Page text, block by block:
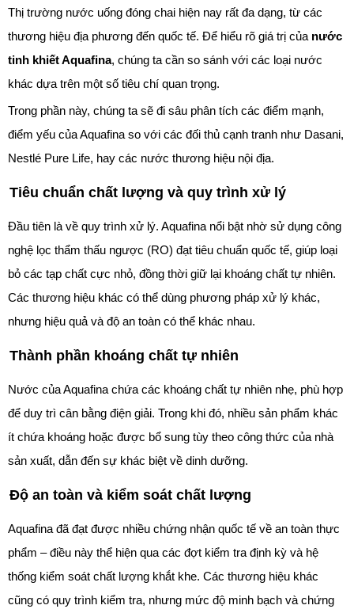
Thị trường nước uống đóng chai hiện nay rất đa dạng, từ các
thương hiệu địa phương đến quốc tế. Để hiểu rõ giá trị của nước
tinh khiết Aquafina, chúng ta cần so sánh với các loại nước
khác dựa trên một số tiêu chí quan trọng.
Trong phần này, chúng ta sẽ đi sâu phân tích các điểm mạnh,
điểm yếu của Aquafina so với các đối thủ cạnh tranh như Dasani,
Nestlé Pure Life, hay các nước thương hiệu nội địa.
Tiêu chuẩn chất lượng và quy trình xử lý
Đầu tiên là về quy trình xử lý. Aquafina nổi bật nhờ sử dụng công
nghệ lọc thẩm thấu ngược (RO) đạt tiêu chuẩn quốc tế, giúp loại
bỏ các tạp chất cực nhỏ, đồng thời giữ lại khoáng chất tự nhiên.
Các thương hiệu khác có thể dùng phương pháp xử lý khác,
nhưng hiệu quả và độ an toàn có thể khác nhau.
Thành phần khoáng chất tự nhiên
Nước của Aquafina chứa các khoáng chất tự nhiên nhẹ, phù hợp
để duy trì cân bằng điện giải. Trong khi đó, nhiều sản phẩm khác
ít chứa khoáng hoặc được bổ sung tùy theo công thức của nhà
sản xuất, dẫn đến sự khác biệt về dinh dưỡng.
Độ an toàn và kiểm soát chất lượng
Aquafina đã đạt được nhiều chứng nhận quốc tế về an toàn thực
phẩm – điều này thể hiện qua các đợt kiểm tra định kỳ và hệ
thống kiểm soát chất lượng khắt khe. Các thương hiệu khác
cũng có quy trình kiểm tra, nhưng mức độ minh bạch và chứng